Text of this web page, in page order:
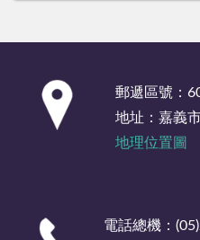
郵遞區號：
地址：嘉義
地理位置圖
電話總機：